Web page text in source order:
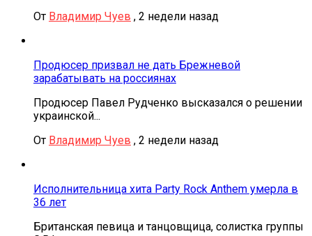
От Владимир Чуев , 2 недели назад
Продюсер призвал не дать Брежневой
зарабатывать на россиянах
Продюсер Павел Рудченко высказался о решении
украинской...
От Владимир Чуев , 2 недели назад
Исполнительница хита Party Rock Anthem умерла в
36 лет
Британская певица и танцовщица, солистка группы